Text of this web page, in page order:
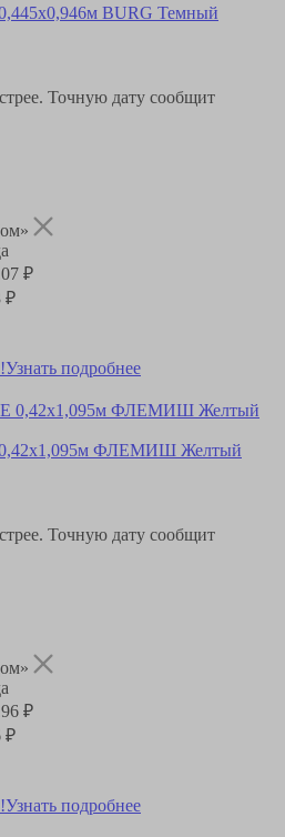
BURG Темный
Точную дату сообщит
₽
₽
Узнать подробнее
0,42х1,095м ФЛЕМИШ Желтый
Точную дату сообщит
₽
₽
Узнать подробнее